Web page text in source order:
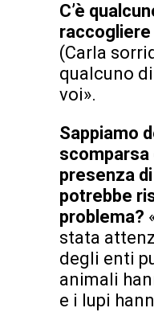
C’è
raccogliere
(Carla
qualcuno
voi».
Sappiamo
scomparsa
presenza
potrebbe
problema?
stata
degli enti
animali
e i lupi